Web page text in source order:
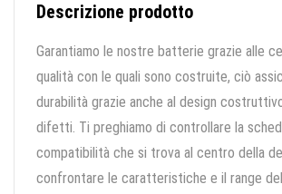
Descrizione prodotto
Garantiamo le nostre batterie grazie alle
qualità con le quali sono costruite, ciò
durabilità grazie anche al design
difetti. Ti preghiamo di controllare la
compatibilità che si trova al centro della
confrontare le caratteristiche e il range